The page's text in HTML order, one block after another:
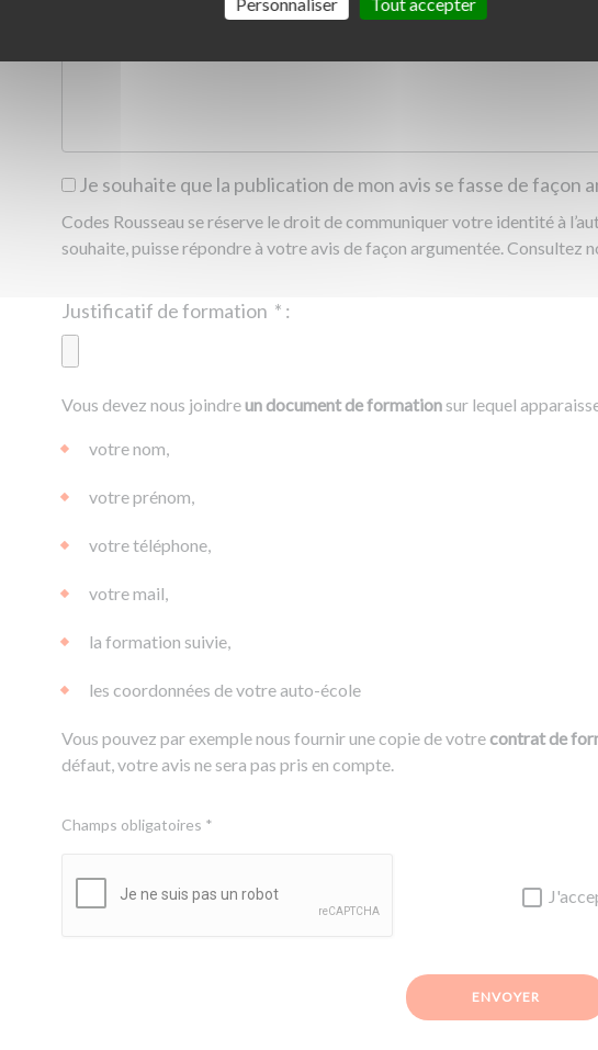
Je souhaite que la publication de mon avis se fasse de façon
Codes Rousseau se réserve le droit de communiquer votre identité à
souhaite, puisse répondre à votre avis de façon argumentée. Consultez
* :
||0.00 Ko
Vous devez nous joindreun document de formation sur lequel
votre nom,
votre prénom,
votre téléphone,
votre mail,
la formation suivie,
les coordonnées de votre auto-école
Vous pouvez par exemple nous fournir une copie de votrecontrat de
défaut, votre avis ne sera pas pris en compte.
Champs obligatoires *
ENVOYER